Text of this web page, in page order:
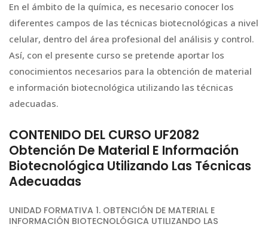
En el ámbito de la química, es necesario conocer los
diferentes campos de las técnicas biotecnológicas a nivel
celular, dentro del área profesional del análisis y control.
Así, con el presente curso se pretende aportar los
conocimientos necesarios para la obtención de material
e información biotecnológica utilizando las técnicas
adecuadas.
CONTENIDO DEL CURSO UF2082
Obtención De Material E Información
Biotecnológica Utilizando Las Técnicas
Adecuadas
UNIDAD FORMATIVA 1. OBTENCIÓN DE MATERIAL E
INFORMACIÓN BIOTECNOLÓGICA UTILIZANDO LAS